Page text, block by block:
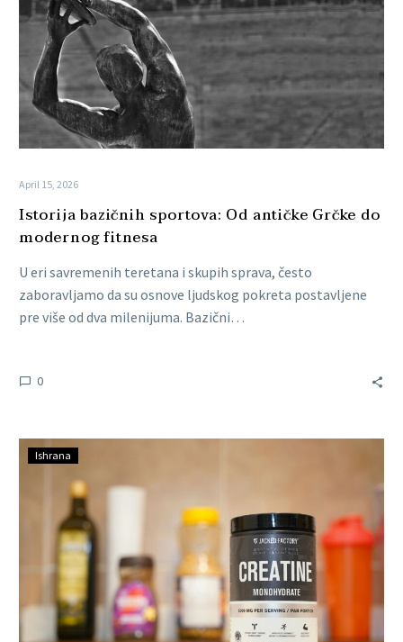
April 15, 2026
Istorija bazičnih sportova: Od antičke Grčke do
modernog fitnesa
U eri savremenih teretana i skupih sprava, često
zaboravljamo da su osnove ljudskog pokreta postavljene
pre više od dva milenijuma. Bazični…
0
Ishrana